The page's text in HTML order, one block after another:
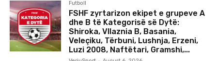
Futboll
FSHF zyrtarizon ekipet e grupeve A
dhe B të Kategorisë së Dytë:
Shiroka, Vllaznia B, Basania,
Veleçiku, Tërbuni, Lushnja, Erzeni,
Luzi 2008, Naftëtari, Gramshi,...